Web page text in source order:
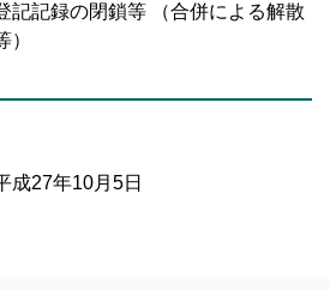
記記録の閉鎖等 （合併による解散
）
成27年10月5日